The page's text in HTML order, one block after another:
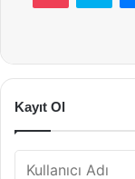
Kayıt Ol